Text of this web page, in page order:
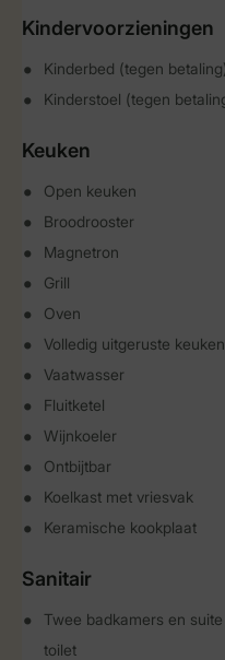
Kindervoorzieningen
Kinderbed (tegen betaling)
Kinderstoel (tegen
Keuken
Open keuken
Broodrooster
Magnetron
Grill
Oven
Volledig uitgeruste keuken
Vaatwasser
Fluitketel
Wijnkoeler
Ontbijtbar
Koelkast met vriesvak
Keramische kookplaat
Sanitair
Twee badkamers en
toilet